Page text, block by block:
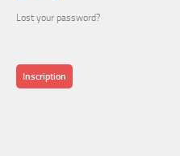
Lost your password?
Inscription